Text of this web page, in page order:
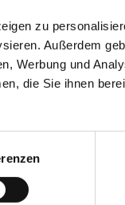
zu
Außerdem
Werbung und
die Sie ihnen
veel